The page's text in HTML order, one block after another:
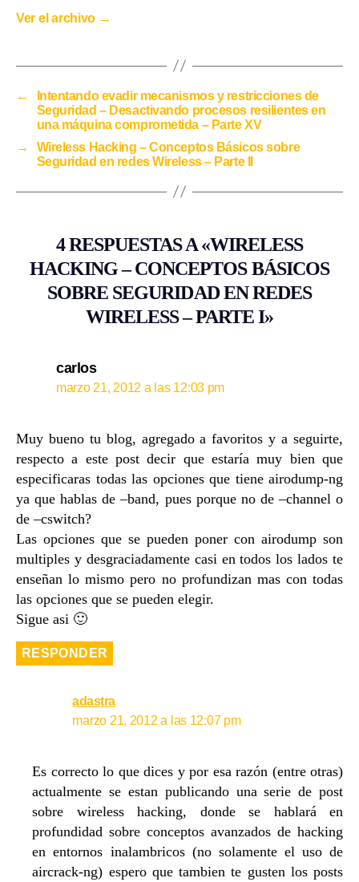
Ver el archivo →
←
Intentando evadir mecanismos y restricciones de
Seguridad – Desactivando procesos resilientes en
una máquina comprometida – Parte XV
→
Wireless Hacking – Conceptos Básicos sobre
Seguridad en redes Wireless – Parte II
4 RESPUESTAS A «WIRELESS
HACKING – CONCEPTOS BÁSICOS
SOBRE SEGURIDAD EN REDES
WIRELESS – PARTE I»
carlos
marzo 21, 2012 a las 12:03 pm
Muy bueno tu blog, agregado a favoritos y a seguirte,
respecto a este post decir que estaría muy bien que
especificaras todas las opciones que tiene airodump-ng
ya que hablas de –band, pues porque no de –channel o
de –cswitch?
Las opciones que se pueden poner con airodump son
multiples y desgraciadamente casi en todos los lados te
enseñan lo mismo pero no profundizan mas con todas
las opciones que se pueden elegir.
Sigue asi 🙂
RESPONDER
adastra
marzo 21, 2012 a las 12:07 pm
Es correcto lo que dices y por esa razón (entre otras)
actualmente se estan publicando una serie de post
sobre wireless hacking, donde se hablará en
profundidad sobre conceptos avanzados de hacking
en entornos inalambricos (no solamente el uso de
aircrack-ng) espero que tambien te gusten los posts